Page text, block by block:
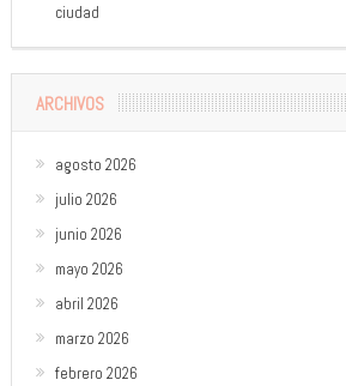
ciudad
ARCHIVOS
agosto 2026
julio 2026
junio 2026
mayo 2026
abril 2026
marzo 2026
febrero 2026